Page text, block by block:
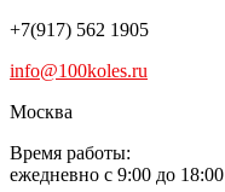
+7(917) 562 1905
info@100koles.ru
Москва
Время работы:
ежедневно с 9:00 до 18:00